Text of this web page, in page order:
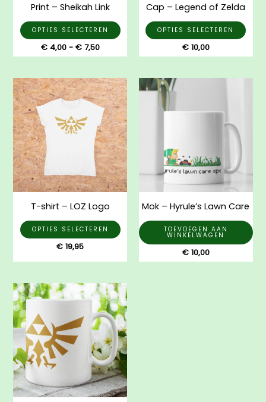
Print – Sheikah Link
OPTIES SELECTEREN
worden
op
productpagina
€4,00 - €7,50
Cap – Legend of Zelda
OPTIES SELECTEREN
op
€10,00
T-shirt – LOZ Logo
OPTIES SELECTEREN
Dit
product
heeft
meerdere
variaties.
Deze
optie
kan
worden
op
productpagina
€ 19,95
Mok – Hyrule’s Lawn Care
TOEVOEGEN AAN
WINKELWAGEN
€10,00